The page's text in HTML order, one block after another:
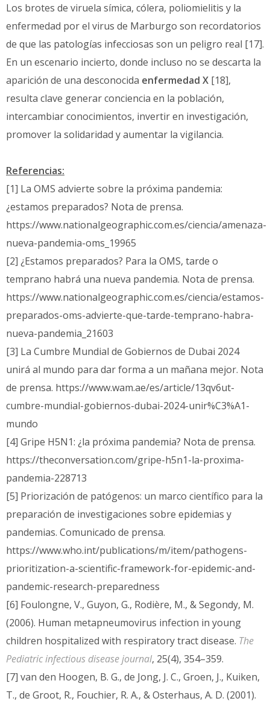
Los brotes de viruela símica, cólera, poliomielitis y la
enfermedad por el virus de Marburgo son recordatorios
de que las patologías infecciosas son un peligro real [17].
En un escenario incierto, donde incluso no se descarta la
aparición de una desconocida enfermedad X [18],
resulta clave generar conciencia en la población,
intercambiar conocimientos, invertir en investigación,
promover la solidaridad y aumentar la vigilancia.
Referencias:
[1] La OMS advierte sobre la próxima pandemia:
¿estamos preparados? Nota de prensa.
https://www.nationalgeographic.com.es/ciencia/amenaza-
nueva-pandemia-oms_19965
[2] ¿Estamos preparados? Para la OMS, tarde o
temprano habrá una nueva pandemia. Nota de prensa.
https://www.nationalgeographic.com.es/ciencia/estamos-
preparados-oms-advierte-que-tarde-temprano-habra-
nueva-pandemia_21603
[3] La Cumbre Mundial de Gobiernos de Dubai 2024
unirá al mundo para dar forma a un mañana mejor. Nota
de prensa. https://www.wam.ae/es/article/13qv6ut-
cumbre-mundial-gobiernos-dubai-2024-unir%C3%A1-
mundo
[4] Gripe H5N1: ¿la próxima pandemia? Nota de prensa.
https://theconversation.com/gripe-h5n1-la-proxima-
pandemia-228713
[5] Priorización de patógenos: un marco científico para la
preparación de investigaciones sobre epidemias y
pandemias. Comunicado de prensa.
https://www.who.int/publications/m/item/pathogens-
prioritization-a-scientific-framework-for-epidemic-and-
pandemic-research-preparedness
[6] Foulongne, V., Guyon, G., Rodière, M., & Segondy, M.
(2006). Human metapneumovirus infection in young
children hospitalized with respiratory tract disease. The
Pediatric infectious disease journal, 25(4), 354–359.
[7] van den Hoogen, B. G., de Jong, J. C., Groen, J., Kuiken,
T., de Groot, R., Fouchier, R. A., & Osterhaus, A. D. (2001).